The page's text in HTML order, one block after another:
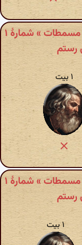
مسعود سعد سلمان » دیوان اشعار » مسمطات » شمارهٔ ۱
رستم
۱ بیت
مسعود سعد سلمان » دیوان اشعار » مسمطات » شمارهٔ ۱
رستم
۱ بیت